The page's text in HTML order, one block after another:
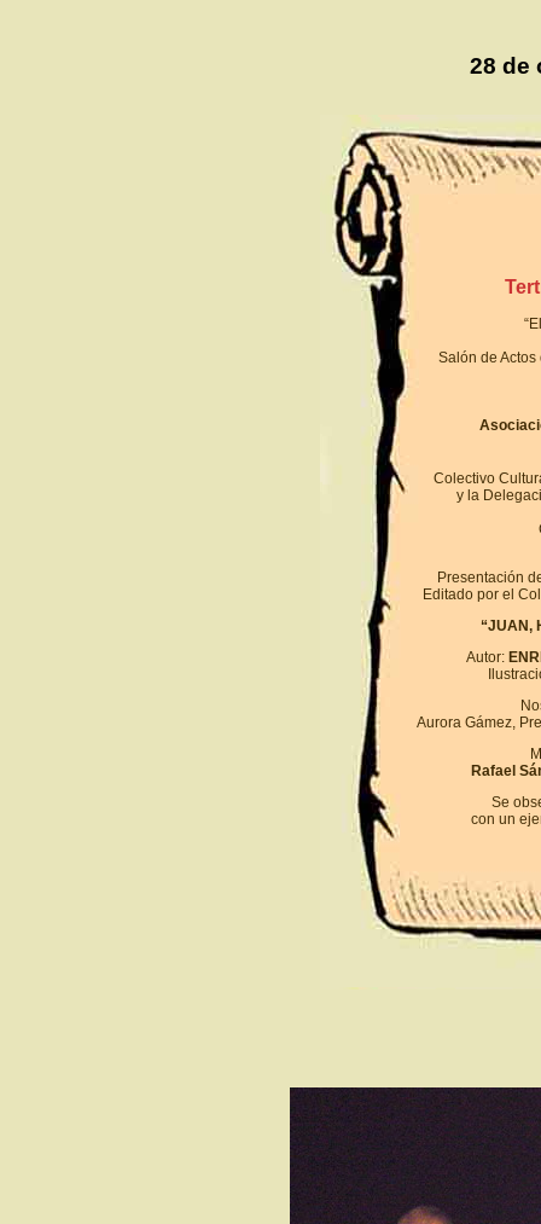
28 de
Salón de
Colectivo
y la
Presentación
Editado por el
“JUAN,
Autor:
Aurora Gámez,
Rafael
Se
con un